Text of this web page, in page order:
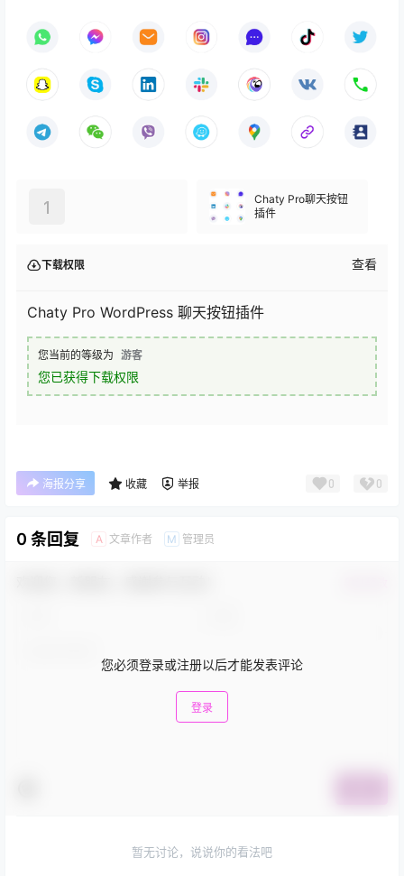
1
Chaty Pro聊天按钮
插件
下载权限 查看
Chaty Pro WordPress 聊天按钮插件
您当前的等级为 游客
您已获得下载权限
海报分享 收藏 举报 0 0
0 条回复 A 文章作者 M 管理员
您必须登录或注册以后才能发表评论
登录
暂无讨论，说说你的看法吧